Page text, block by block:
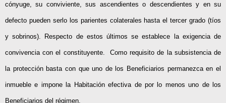
cónyuge, su conviviente, sus ascendientes o descendientes y en su
defecto pueden serlo los parientes colaterales hasta el tercer grado (tíos
y sobrinos). Respecto de estos últimos se establece la exigencia de
convivencia con el constituyente. Como requisito de la subsistencia de
la protección basta con que uno de los Beneficiarios permanezca en el
inmueble e impone la Habitación efectiva de por lo menos uno de los
Beneficiarios del régimen.